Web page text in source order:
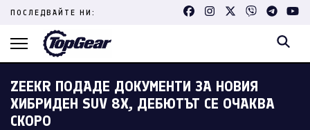
Skip
content
ПОСЛЕДВАЙТЕ НИ:
ZEEKR ПОДАДЕ ДОКУМЕНТИ ЗА НОВИЯ
ХИБРИДЕН SUV 8X, ДЕБЮТЪТ СЕ ОЧАКВА
СКОРО